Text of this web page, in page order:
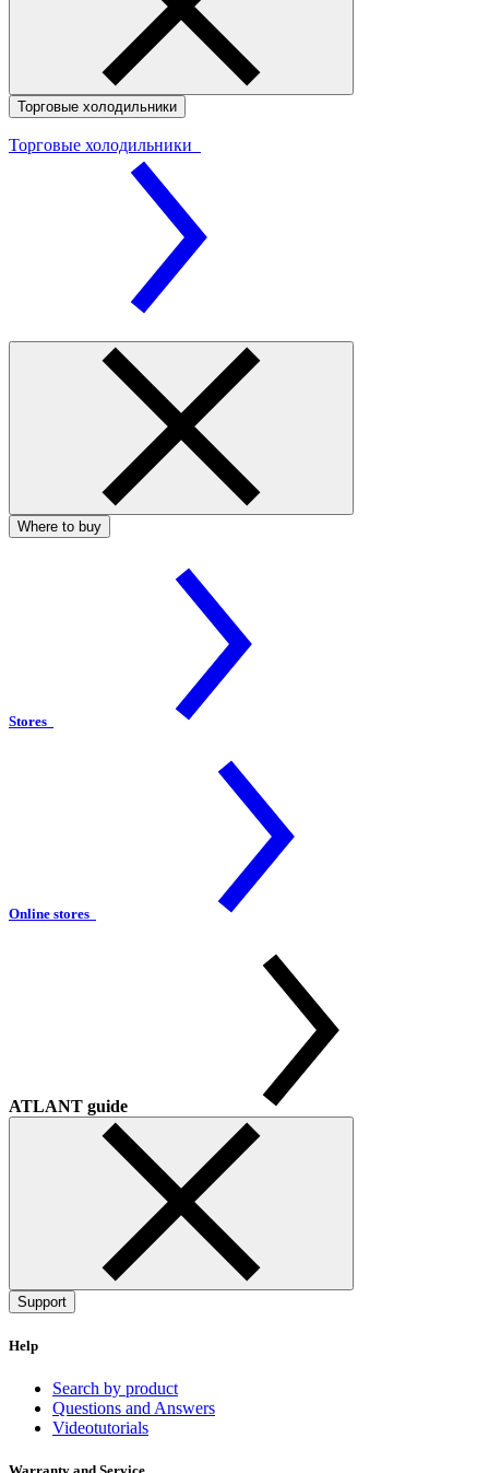
Торговые холодильники
Торговые холодильники
Where to buy
Stores
Online stores
ATLANT guide
Support
Help
Search by product
Questions and Answers
Videotutorials